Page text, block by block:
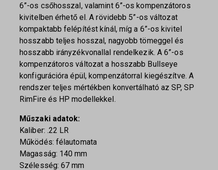
6”-os csőhosszal, valamint 6”-os kompenzátoros
kivitelben érhető el. A rövidebb 5”-os változat
kompaktabb felépítést kínál, míg a 6”-os kivitel
hosszabb teljes hosszal, nagyobb tömeggel és
hosszabb irányzékvonallal rendelkezik. A 6”-os
kompenzátoros változat a hosszabb Bullseye
konfigurációra épül, kompenzátorral kiegészítve. A
rendszer teljes mértékben konvertálható az SP, SP
RimFire és HP modellekkel.
Műszaki adatok:
Kaliber: .22 LR
Működés: félautomata
Magasság: 140 mm
Szélesség: 67 mm